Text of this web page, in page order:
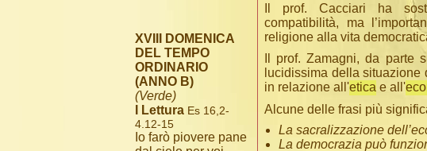
Il prof. Cacciari ha
compatibilità, ma
religione alla vita
Il prof. Zamagni, da parte
lucidissima della situazione
in relazione all'etica e all'
Alcune delle frasi più
La sacralizzazione
La democrazia può
XVIII DOMENICA
DEL TEMPO
ORDINARIO
(ANNO B)
(Verde)
I Lettura Es 16,2-
4.12-15
Io farò piovere pane